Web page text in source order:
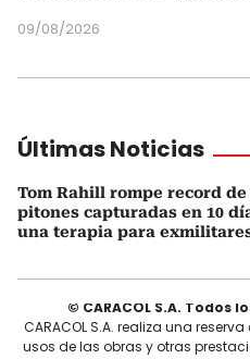
09/08/2026
Últimas Noticias
Tom Rahill rompe record de
pitones capturadas en 10
una terapia para
© CARACOL S.A. Todos
CARACOL S.A. realiza una
usos de las obras y otras